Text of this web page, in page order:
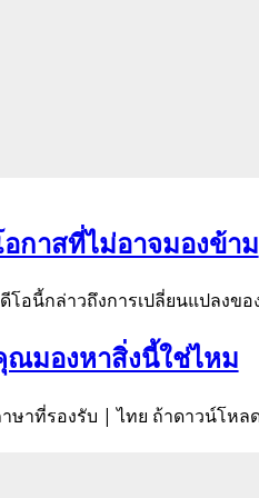
อกาสที่ไม่อาจมองข้าม
โอนี้กล่าวถึงการเปลี่ยนแปลงข
ณมองหาสิ่งนี้ใช่ไหม
ษาที่รองรับ | ไทย ถ้าดาวน์โห